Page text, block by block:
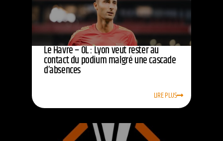
Le Havre – OL : Lyon veut rester au
contact du podium malgré une cascade
d’absences
LIRE PLUS